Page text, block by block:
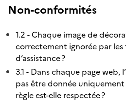
Non-conformités
1.2 - Chaque image de
correctement ignorée par
d’assistance ?
3.1 - Dans chaque page
pas être donnée
règle est-elle respectée ?